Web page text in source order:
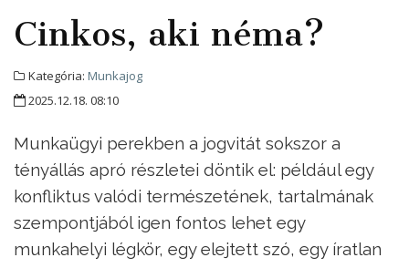
Cinkos, aki néma?
Kategória: Munkajog
2025.12.18. 08:10
Munkaügyi perekben a jogvitát sokszor a
tényállás apró részletei döntik el: például egy
konfliktus valódi természetének, tartalmának
szempontjából igen fontos lehet egy
munkahelyi légkör, egy elejtett szó, egy íratlan